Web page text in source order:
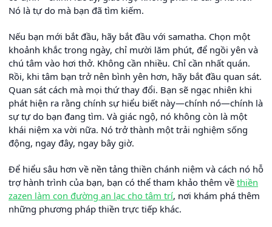
Nó là tự do mà bạn đã tìm kiếm.
Nếu bạn mới bắt đầu, hãy bắt đầu với samatha. Chọn một
khoảnh khắc trong ngày, chỉ mười lăm phút, để ngồi yên và
chú tâm vào hơi thở. Không cần nhiều. Chỉ cần nhất quán.
Rồi, khi tâm bạn trở nên bình yên hơn, hãy bắt đầu quan sát.
Quan sát cách mà mọi thứ thay đổi. Bạn sẽ ngạc nhiên khi
phát hiện ra rằng chính sự hiểu biết này—chính nó—chính là
sự tự do bạn đang tìm. Và giác ngộ, nó không còn là một
khái niệm xa vời nữa. Nó trở thành một trải nghiệm sống
động, ngay đây, ngay bây giờ.
Để hiểu sâu hơn về nền tảng thiền chánh niệm và cách nó hỗ
trợ hành trình của bạn, bạn có thể tham khảo thêm về thiền
zazen làm con đường an lạc cho tâm trí, nơi khám phá thêm
những phương pháp thiền trực tiếp khác.